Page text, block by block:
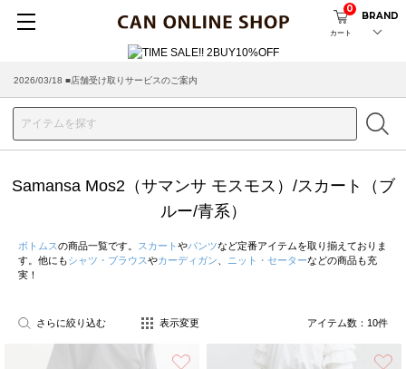
カート
0
BRAND
2026/03/18 ■店舗受け取りサービスのご案内
Samansa Mos2（サマンサ モスモス）/スカート（ブ
ルー/青系）
ボトムスの商品一覧です。 スカート やパンツなど定番アイテムを取り揃えておりま
す。他にもシャツ・ブラウスやカーディガン ニット・セーターなどの商品も充
実！
さらに絞り込む 表示変更 アイテム数： 10件